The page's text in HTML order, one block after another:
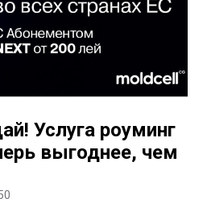
Услуга роуминг
выгоднее, чем